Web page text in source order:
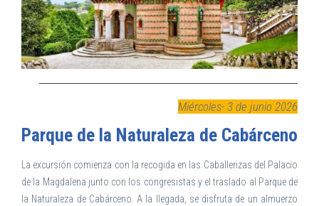
Miércoles- 3 de junio 2026
Parque de la Naturaleza de Cabárceno
La excursión comienza con la recogida en las Caballerizas del Palacio
de la Magdalena junto con los congresistas y el traslado al Parque de
la Naturaleza de Cabárceno. A la llegada, se disfruta de un almuerzo